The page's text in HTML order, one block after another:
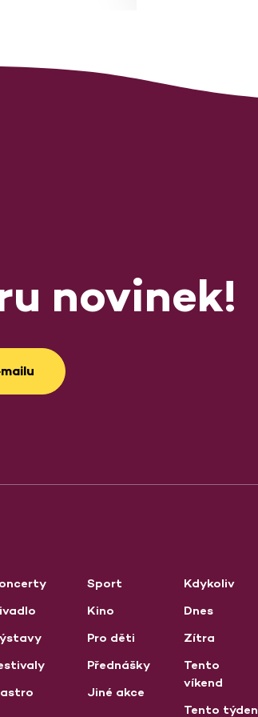
novinek!
Sport
Kino
Pro děti
Přednášky
Jiné akce
Kdykoliv
Dnes
Zítra
Tento
víkend
Tento týden